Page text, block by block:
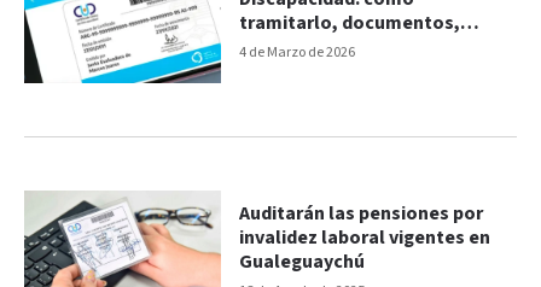
4 de Marzo de 2026
tramitarlo, documentos,
requisitos y sus beneficios
Auditarán las pensiones por
invalidez laboral vigentes en
Gualeguaychú